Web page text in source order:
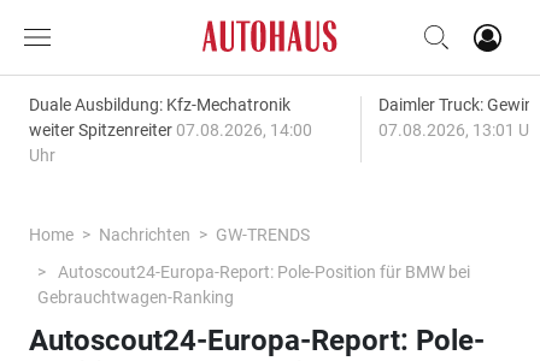
Duale Ausbildung: Kfz-Mechatronik
weiter Spitzenreiter 07.08.2026, 14:00
Uhr
Daimler Truck:
07.08.2026, 13:01
Home Nachrichten
GW-TRENDS
Autoscout24-Europa-Report: Pole-Position für BMW bei
Gebrauchtwagen-Ranking
Autoscout24-Europa-Report: Pole-